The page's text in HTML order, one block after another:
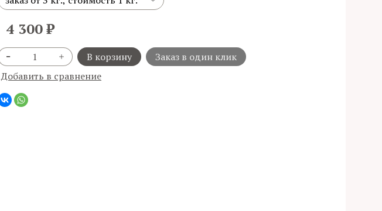
4 300 ₽
В корзину
Заказ в один клик
Добавить в сравнение